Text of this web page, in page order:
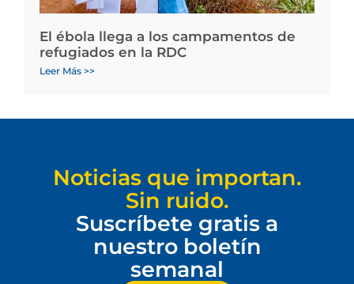
El ébola llega a los campamentos de
refugiados en la RDC
Leer Más >>
Noticias que importan.
Sin ruido.
Suscríbete gratis a
nuestro boletín
semanal